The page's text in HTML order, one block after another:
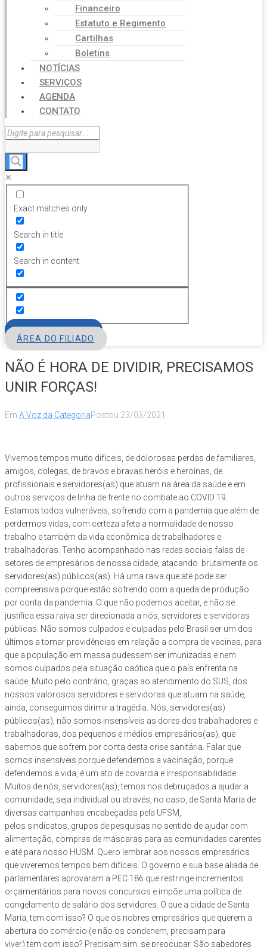
Financeiro
Estatuto e Regimento
Cartilhas
Boletins
NOTÍCIAS
SERVIÇOS
AGENDA
CONTATO
Exact matches only
Search in title
Search in content
ÁREA DO FILIADO
NÃO É HORA DE DIVIDIR, PRECISAMOS
UNIR FORÇAS!
Em A Voz da CategoriaPostou 23/03/2021
Vivemos tempos muito difíceis, de dolorosas perdas de familiares,
amigos, colegas, de bravos e bravas heróis e heroínas, de
profissionais e servidores(as) que atuam na área da saúde e em
outros serviços de linha de frente no combate ao COVID 19.
Estamos todos vulneráveis, sofrendo com a pandemia que além de
perdermos vidas, com certeza afeta a normalidade de nosso
trabalho e também da vida econômica de trabalhadores e
trabalhadoras. Tenho acompanhado nas redes sociais falas de
setores de empresários de nossa cidade, atacando brutalmente os
servidores(as) públicos(as). Há uma raiva que até pode ser
compreensiva porque estão sofrendo com a queda de produção
por conta da pandemia. O que não podemos aceitar, e não se
justifica essa raiva ser direcionada a nós, servidores e servidoras
públicas. Não somos culpados e culpadas pelo Brasil ser um dos
últimos a tomar providências em relação a compra de vacinas, para
que a população em massa pudessem ser imunizadas e nem
somos culpados pela situação caótica que o país enfrenta na
saúde. Muito pelo contrário, graças ao atendimento do SUS, dos
nossos valorosos servidores e servidoras que atuam na saúde,
ainda, conseguimos dirimir a tragédia. Nós, servidores(as)
públicos(as), não somos insensíveis as dores dos trabalhadores e
trabalhadoras, dos pequenos e médios empresários(as), que
sabemos que sofrem por conta desta crise sanitária. Falar que
somos insensíveis porque defendemos a vacinação, porque
defendemos a vida, é um ato de covardia e irresponsabilidade.
Muitos de nós, servidores(as), temos nos debruçados a ajudar a
comunidade, seja individual ou através, no caso, de Santa Maria de
diversas campanhas encabeçadas pela UFSM,
pelos sindicatos, grupos de pesquisas no sentido de ajudar com
alimentação, compras de máscaras para as comunidades carentes
e até para nosso HUSM. Quero lembrar aos nossos empresários
que viveremos tempos bem difíceis. O governo e sua base aliada de
parlamentares aprovaram a PEC 186 que restringe incrementos
orçamentários para novos concursos e impõe uma política de
congelamento de salário dos servidores. O que a cidade de Santa
Maria, tem com isso? O que os nobres empresários que querem a
abertura do comércio (e não os condenem, precisam para
viver) tem com isso? Precisam sim, se preocupar. São sabedores